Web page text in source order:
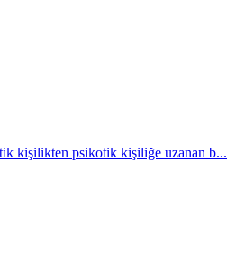
kişilikten psikotik kişiliğe uzanan b...